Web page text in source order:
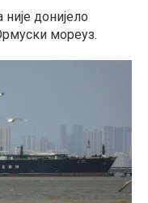
донијело
мореуз.